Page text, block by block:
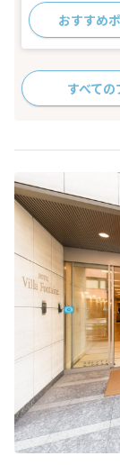
おすすめ
すべて